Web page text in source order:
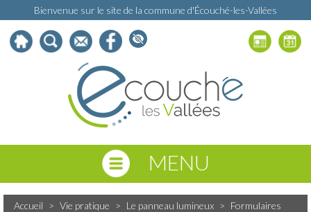
Bienvenue sur le site de la commune d'Écouché-les-Vallées
MENU
Accueil > Vie pratique > Le panneau lumineux > Formulaires